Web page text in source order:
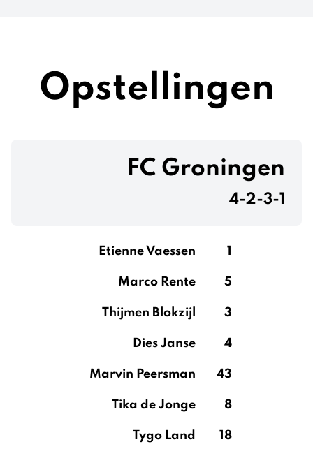
Opstellingen
FC Groningen
4-2-3-1
Etienne Vaessen 1
Marco Rente 5
Thijmen Blokzijl 3
Dies Janse 4
Marvin Peersman 43
Tika de Jonge 8
Tygo Land 18